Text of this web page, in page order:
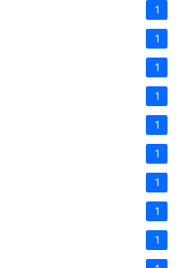
1
1
1
1
1
1
1
1
1